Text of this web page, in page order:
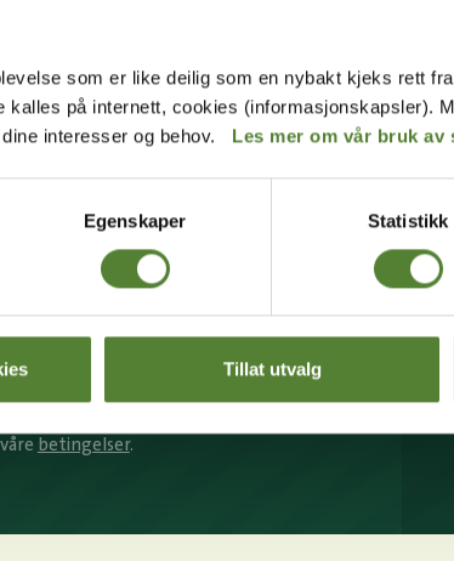
som er like deilig som en nybakt kjeks rett
kalles på internett, cookies (informasjonskapsler).
interesser og behov. Les mer om vår bruk av
Egenskaper Statistikk
Tillat utvalg
FRA OSS?
får du unike tilbud og
mange fordeler.
betingelser.